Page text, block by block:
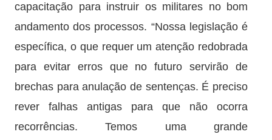
capacitação para instruir os militares no bom
andamento dos processos. “Nossa legislação é
específica, o que requer um atenção redobrada
para evitar erros que no futuro servirão de
brechas para anulação de sentenças. É preciso
rever falhas antigas para que não ocorra
recorrências. Temos uma grande